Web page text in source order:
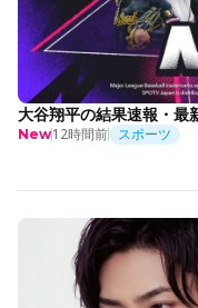
大谷翔平の結果速報・
New12時間前 スポーツ